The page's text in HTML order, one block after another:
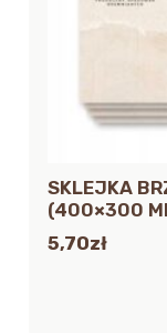
SKLEJKA
(400×300
5,70zł